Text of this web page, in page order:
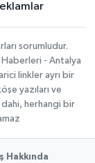
sorumludur.
Haberleri - Antalya
linkler ayrı bir
yazıları ve
herhangi bir
Hakkında